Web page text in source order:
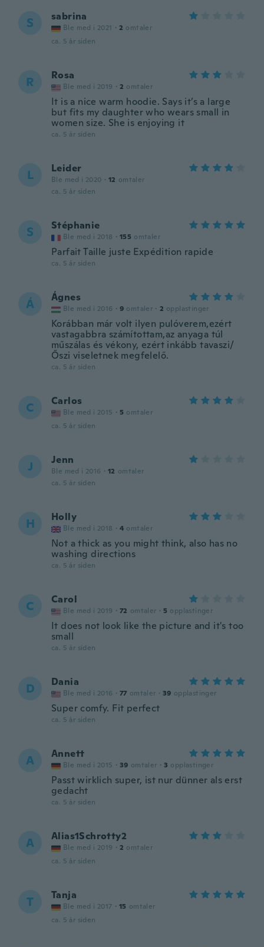
S sabrina
Ble med i 2021 · 2 omtaler
ca. 5 år siden
R Rosa
Ble med i 2019 · 2 omtaler
It is a nice warm hoodie. Says it’s a large
but fits my daughter who wears small in
women size. She is enjoying it
ca. 5 år siden
L Leider
Ble med i 2020 · 12 omtaler
ca. 5 år siden
S Stéphanie
Ble med i 2018 · 155 omtaler
Parfait Taille juste Expédition rapide
ca. 5 år siden
Á Ágnes
Ble med i 2016 · 9 omtaler · 2 opplastinger
Korábban már volt ilyen pulóverem,ezért
vastagabbra számítottam,az anyaga túl
műszálas és vékony, ezért inkább tavaszi/
Őszi viseletnek megfelelő.
ca. 5 år siden
C Carlos
Ble med i 2015 · 5 omtaler
ca. 5 år siden
J Jenn
Ble med i 2016 · 12 omtaler
ca. 5 år siden
H Holly
Ble med i 2018 · 4 omtaler
Not a thick as you might think, also has no
washing directions
ca. 5 år siden
C Carol
Ble med i 2019 · 72 omtaler · 5 opplastinger
It does not look like the picture and it's too
small
ca. 5 år siden
D Dania
Ble med i 2016 · 77 omtaler · 39 opplastinger
Super comfy. Fit perfect
ca. 5 år siden
A Annett
Ble med i 2015 · 39 omtaler · 3 opplastinger
Passt wirklich super, ist nur dünner als erst
gedacht
ca. 5 år siden
A Alias1Schrotty2
Ble med i 2019 · 2 omtaler
ca. 5 år siden
T Tanja
Ble med i 2017 · 15 omtaler
ca. 5 år siden